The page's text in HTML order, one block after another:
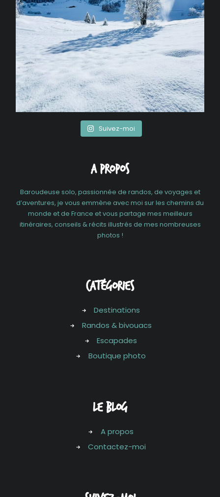
Suivez-moi
A propos
Baroudeuse solo, passionnée de randos, de voyages et
d’aventures, je vous emmène avec moi sur les chemins du
monde et de France et vous partage mes meilleurs
itinéraires, conseils & récits illustrés de mes nombreuses
photos !
Catégories
Destinations
Randos & bivouacs
Escapades
Boutique photo
LE Blog
A propos
Contactez-moi